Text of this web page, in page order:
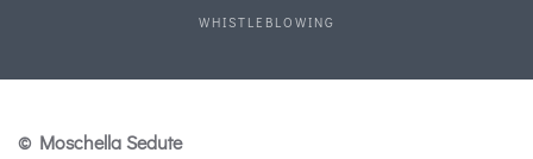
WHISTLEBLOWING
© Moschella Sedute